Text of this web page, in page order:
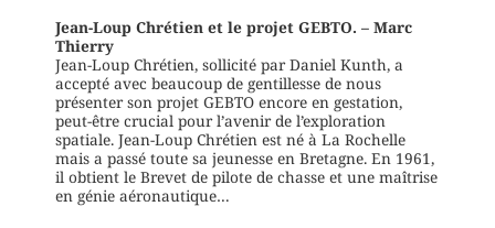
Jean-Loup Chrétien et le projet GEBTO. – Marc
Thierry
Jean-Loup Chrétien, sollicité par Daniel Kunth, a
accepté avec beaucoup de gentillesse de nous
présenter son projet GEBTO encore en gestation,
peut-être crucial pour l’avenir de l’exploration
spatiale. Jean-Loup Chrétien est né à La Rochelle
mais a passé toute sa jeunesse en Bretagne. En 1961,
il obtient le Brevet de pilote de chasse et une maîtrise
en génie aéronautique…